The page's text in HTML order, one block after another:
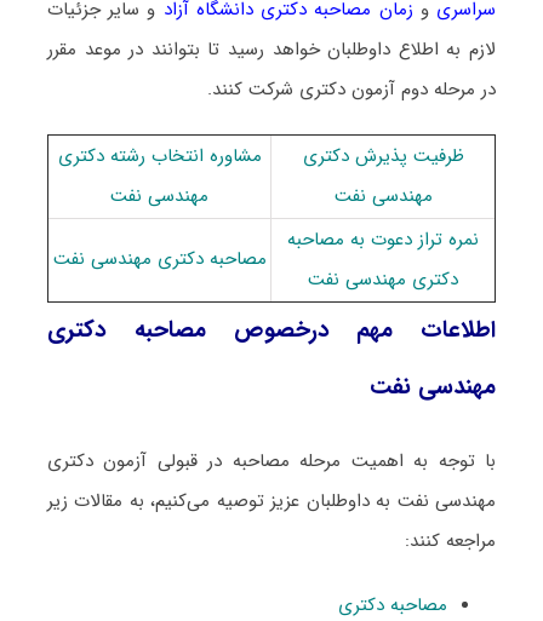
سراسری و زمان مصاحبه دکتری دانشگاه آزاد و سایر جزئیات
لازم به اطلاع داوطلبان خواهد رسید تا بتوانند در موعد مقرر
در مرحله دوم آزمون دکتری شرکت کنند.
ظرفیت پذیرش دکتری
ﻣﻬﻨﺪسی ﻧﻔﺖ
مشاوره انتخاب رشته دکتری
ﻣﻬﻨﺪسی ﻧﻔﺖ
نمره تراز دعوت به مصاحبه
دکتری ﻣﻬﻨﺪسی ﻧﻔﺖ
مصاحبه دکتری ﻣﻬﻨﺪسی ﻧﻔﺖ
اطلاعات مهم درخصوص مصاحبه دکتری
ﻣﻬﻨﺪسی ﻧﻔﺖ
با توجه به اهمیت مرحله مصاحبه در قبولی آزمون دکتری
ﻣﻬﻨﺪسی ﻧﻔﺖ به داوطلبان عزیز توصیه می‌کنیم، به مقالات زیر
مراجعه کنند:
مصاحبه دکتری